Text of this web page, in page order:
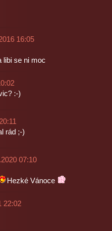
16:05
libi se ni moc
:-)
rád ;-)
07:10
Hezké Vánoce
22:02